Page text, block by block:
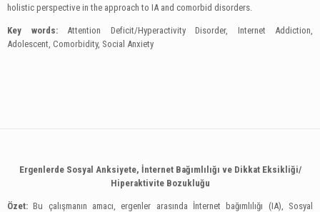
holistic perspective in the approach to IA and comorbid disorders.
Key words:
Attention Deficit/Hyperactivity Disorder, Internet Addiction,
Adolescent, Comorbidity, Social Anxiety
Ergenlerde Sosyal Anksiyete, İnternet Bağımlılığı ve Dikkat Eksikliği/
Hiperaktivite Bozukluğu
Özet: Bu çalışmanın amacı, ergenler arasında İnternet bağımlılığı (IA), Sosyal